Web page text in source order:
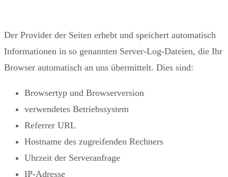
Der Provider der Seiten erhebt und speichert automatisch
Informationen in so genannten Server-Log-Dateien, die Ihr
Browser automatisch an uns übermittelt. Dies sind:
Browsertyp und Browserversion
verwendetes Betriebssystem
Referrer URL
Hostname des zugreifenden Rechners
Uhrzeit der Serveranfrage
IP-Adresse